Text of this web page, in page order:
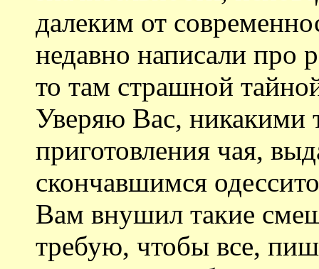
далеким от
недавно написали про
то там страшной
Уверяю Вас, никакими
приготовления чая,
скончавшимся
Вам внушил такие
требую, чтобы все,